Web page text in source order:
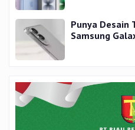
Punya Desain
Samsung